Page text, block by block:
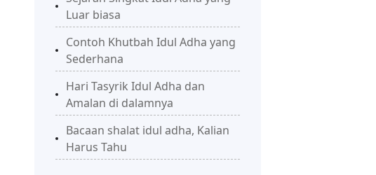
Luar biasa
Contoh Khutbah Idul Adha yang
Sederhana
Hari Tasyrik Idul Adha dan
Amalan di dalamnya
Bacaan shalat idul adha, Kalian
Harus Tahu